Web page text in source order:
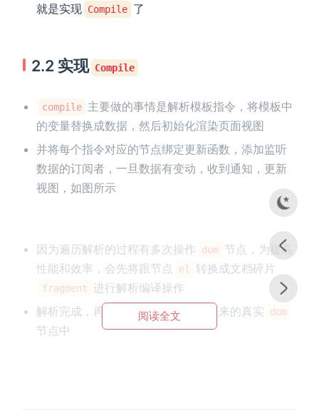
就是实现 Compile 了
2.2 实现 Compile
compile 主要做的事情是解析模板指令，将模板中
的变量替换成数据，然后初始化渲染页面视图
并将每个指令对应的节点绑定更新函数，添加监听
数据的订阅者，一旦数据有变动，收到通知，更新
视图，如图所示
因为遍历解析的过程有多次操作 dom 节点，为提高
性能和效率，会先将跟节点
el 转换成文档碎片
fragment 进行解析编译操作
解析完成，再将
fragment 添加回原来的真实 dom
节点中
阅读全文